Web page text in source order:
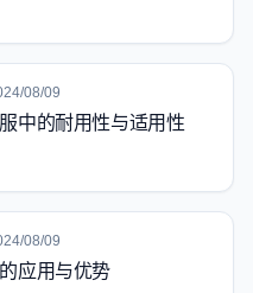
08/09
中的耐用性与适用性
08/09
应用与优势